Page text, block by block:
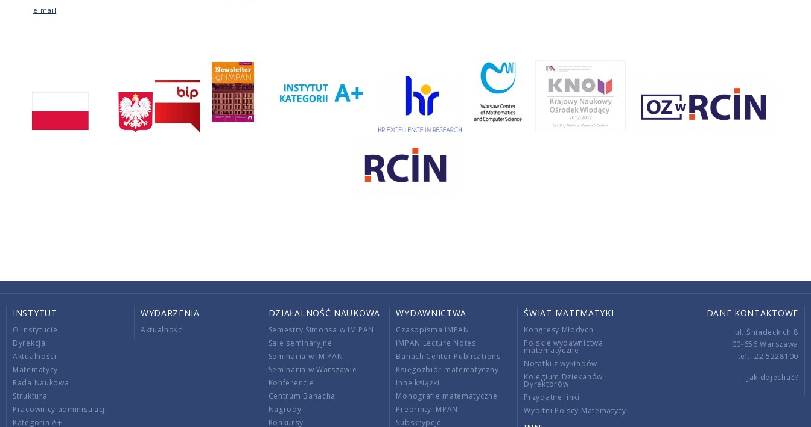
e-mail
INSTYTUT
O Instytucie
Dyrekcja
Aktualności
Matematycy
Rada Naukowa
Struktura
Pracownicy administracji
Kategoria A+
WYDARZENIA
Aktualności
DZIAŁALNOŚĆ NAUKOWA
Semestry Simonsa w IM PAN
Sale seminaryjne
Seminaria w IM PAN
Seminaria w Warszawie
Konferencje
Centrum Banacha
Nagrody
Konkursy
WYDAWNICTWA
Czasopisma IMPAN
IMPAN Lecture Notes
Banach Center Publications
Księgozbiór matematyczny
Inne książki
Monografie matematyczne
Preprinty IMPAN
Subskrypcje
ŚWIAT MATEMATYKI
Kongresy Młodych
Polskie wydawnictwa
matematyczne
Notatki z wykładów
Kolegium Dziekanów i
Dyrektorów
Przydatne linki
Wybitni Polscy Matematycy
DANE KONTAKTOWE
ul. Śniadeckich 8
00-656 Warszawa
tel.: 22 5228100
Jak dojechać?